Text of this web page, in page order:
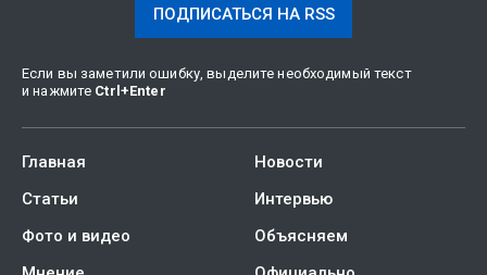
ПОДПИСАТЬСЯ НА RSS
Если вы заметили ошибку, выделите необходимый текст
и нажмите Ctrl +Enter
Главная
Новости
Статьи
Интервью
Фото и видео
Объясняем